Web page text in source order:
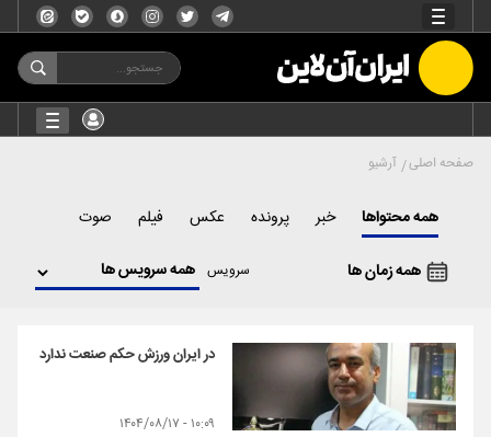
صفحه اصلی آرشیو
همه محتواها خبر پرونده عکس فیلم صوت
همه زمان ها سرویس
در ایران ورزش حکم صنعت ندارد
۱۰:۰۹ - ۱۴۰۴/۰۸/۱۷